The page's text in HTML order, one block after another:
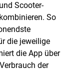
Scooter-
So
die jeweilige
die App über
der